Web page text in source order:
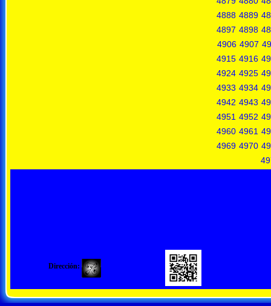
4888 4889
4897 4898
4906 4907
4915 4916
4924 4925
4933 4934
4942 4943
4951 4952
4960 4961
4969 4970
Dirección: